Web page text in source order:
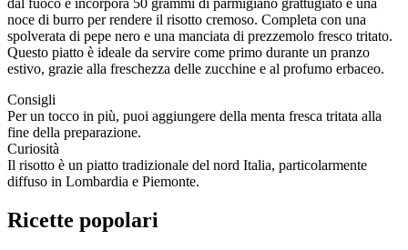
dal fuoco e incorpora 50 grammi di parmigiano grattugiato e una
noce di burro per rendere il risotto cremoso. Completa con una
spolverata di pepe nero e una manciata di prezzemolo fresco tritato.
Questo piatto è ideale da servire come primo durante un pranzo
estivo, grazie alla freschezza delle zucchine e al profumo erbaceo.
Consigli
Per un tocco in più, puoi aggiungere della menta fresca tritata alla
fine della preparazione.
Curiosità
Il risotto è un piatto tradizionale del nord Italia, particolarmente
diffuso in Lombardia e Piemonte.
Ricette popolari